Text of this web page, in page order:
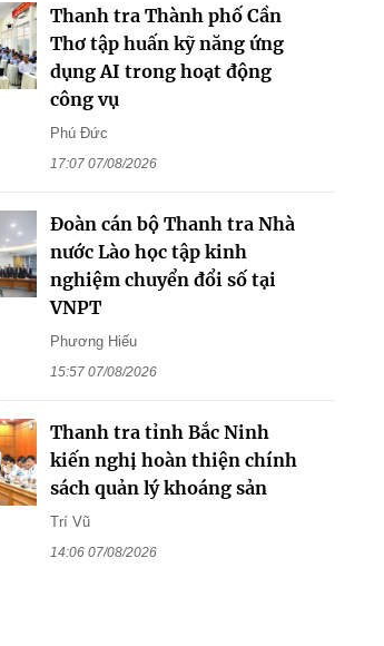
Thanh tra Thành phố Cần
Thơ tập huấn kỹ năng ứng
dụng AI trong hoạt động
công vụ
Phú Đức
17:07 07/08/2026
Đoàn cán bộ Thanh tra Nhà
nước Lào học tập kinh
nghiệm chuyển đổi số tại
VNPT
Phương Hiếu
15:57 07/08/2026
Thanh tra tỉnh Bắc Ninh
kiến nghị hoàn thiện chính
sách quản lý khoáng sản
Trí Vũ
14:06 07/08/2026